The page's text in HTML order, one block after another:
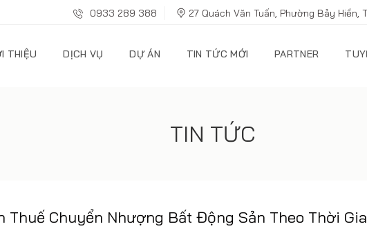
0933 289 388 27 Quách Văn Tuấn, Phường Bảy Hiền,
THIỆU DỊCH VỤ DỰ ÁN TIN TỨC MỚI PARTNER
TIN TỨC
Thuế Chuyển Nhượng Bất Động Sản Theo Thời